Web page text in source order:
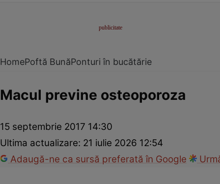
HomePoftă BunăPonturi în bucătărie
Macul previne osteoporoza
15 septembrie 2017 14:30
Ultima actualizare: 21 iulie 2026 12:54
Adaugă-ne ca sursă preferată în Google